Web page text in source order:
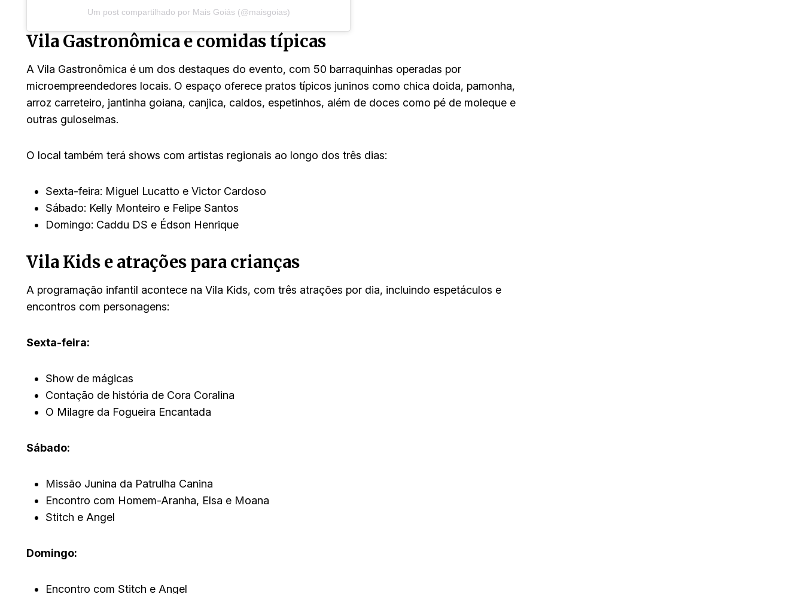
Um post compartilhado por Mais Goiás (@maisgoias)
Vila Gastronômica e comidas típicas
A Vila Gastronômica é um dos destaques do evento, com 50 barraquinhas operadas por
microempreendedores locais. O espaço oferece pratos típicos juninos como chica doida, pamonha,
arroz carreteiro, jantinha goiana, canjica, caldos, espetinhos, além de doces como pé de moleque e
outras guloseimas.
O local também terá shows com artistas regionais ao longo dos três dias:
Sexta-feira: Miguel Lucatto e Victor Cardoso
Sábado: Kelly Monteiro e Felipe Santos
Domingo: Caddu DS e Édson Henrique
Vila Kids e atrações para crianças
A programação infantil acontece na Vila Kids, com três atrações por dia, incluindo espetáculos e
encontros com personagens:
Sexta-feira:
Show de mágicas
Contação de história de Cora Coralina
O Milagre da Fogueira Encantada
Sábado:
Missão Junina da Patrulha Canina
Encontro com Homem-Aranha, Elsa e Moana
Stitch e Angel
Domingo:
Encontro com Stitch e Angel